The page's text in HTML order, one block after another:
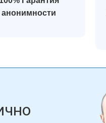
анонимности